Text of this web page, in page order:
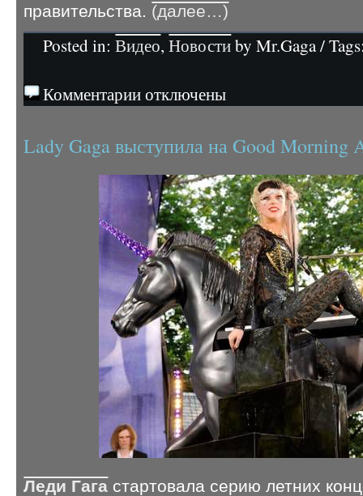
правительства. (далее…)
Posted in:Видео,Новостиby Mr.Gaga /
Комментарии отключены
Lady Gaga выступила на Good Morning
Леди Гага стартовала серию летних